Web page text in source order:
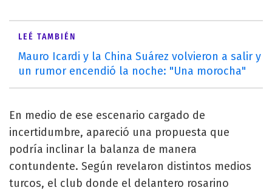
LEÉ TAMBIÉN
Mauro Icardi y la China Suárez volvieron a salir y
un rumor encendió la noche: "Una morocha"
En medio de ese escenario cargado de
incertidumbre, apareció una propuesta que
podría inclinar la balanza de manera
contundente. Según revelaron distintos medios
turcos, el club donde el delantero rosarino